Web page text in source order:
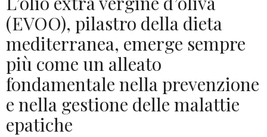
(EVOO), pilastro della dieta
mediterranea, emerge sempre
più come un alleato
fondamentale nella prevenzione
e nella gestione delle malattie
epatiche